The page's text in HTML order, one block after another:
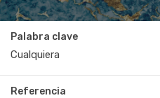
Palabra clave
Referencia